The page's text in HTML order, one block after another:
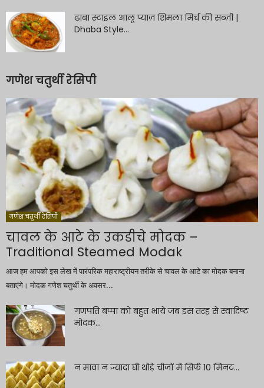
ढाबा स्टाइल आलू प्याज़ शिमला मिर्च की सब्ज़ी |
Dhaba Style...
गणेश चतुर्थी रेसिपी
गणेश चतुर्थी रेसिपी
चावल के आटे के उकडीचे मोदक –
Traditional Steamed Modak
आज हम आपको इस लेख में पारंपरिक महाराष्ट्रीयन तरीके से चावल के आटे का मोदक बनाना
बताएंगे। मोदक गणेश चतुर्थी के अवसर...
गणपति बप्पा को बहुत भाये जब इस तरह से स्वादिष्ट
मोदक...
न मावा न ज्यादा घी थोड़े चीजों में सिर्फ 10 मिनट...